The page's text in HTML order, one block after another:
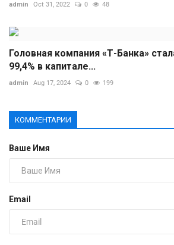
admin Oct 31, 2022 0 48
Головная компания «Т-Банка»
99,4% в капитале...
admin Aug 17, 2024 0 199
КОММЕНТАРИИ
Ваше Имя
Email